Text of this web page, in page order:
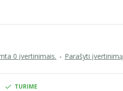
0 įvertinimais. - Parašyti įvertinimą
TURIME